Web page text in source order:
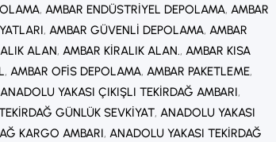
, AMBAR ENDÜSTRIYEL DEPOLAMA, AMBAR
, AMBAR GÜVENLI DEPOLAMA, AMBAR
ALAN, AMBAR KIRALIK ALAN., AMBAR KISA
, AMBAR OFIS DEPOLAMA, AMBAR PAKETLEME
ANADOLU YAKASI ÇIKIŞLI TEKIRDAĞ AMBARI
GÜNLÜK SEVKIYAT, ANADOLU YAKASI
KARGO AMBARI, ANADOLU YAKASI TEKIRDAĞ